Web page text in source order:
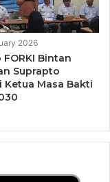
di MAN Insan
dengan sekolah
DPRD
2026
FORKI Bintan
Suprapto
Ketua Masa Bakti